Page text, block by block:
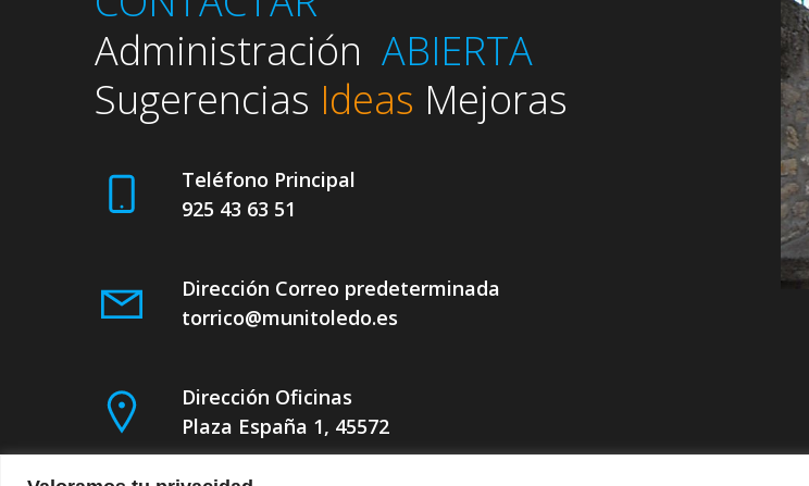
Administración ABIERTA
Sugerencias Ideas Mejoras
Teléfono Principal
925 43 63 51
Dirección Correo predeterminada
torrico@munitoledo.es
Dirección Oficinas
Plaza España 1, 45572